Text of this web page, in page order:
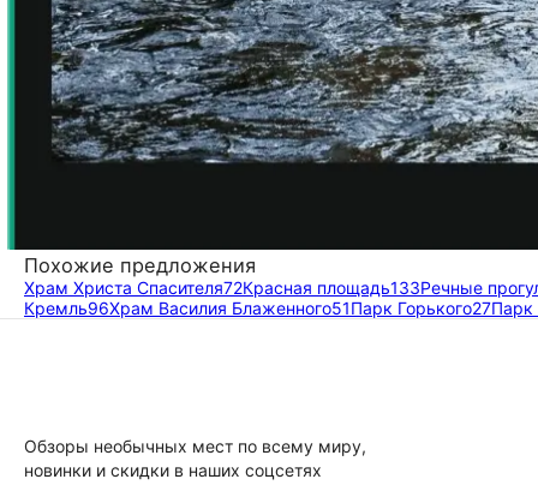
Похожие предложения
Храм Христа Спасителя72Красная площадь133Речные
Кремль96Храм Василия Блаженного51Парк Горького27Парк
Обзоры необычных мест по всему миру,
новинки и скидки в наших соцсетях